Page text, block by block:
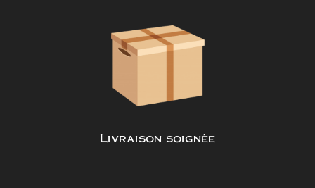
Livraison soignée